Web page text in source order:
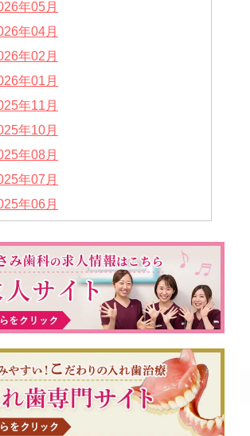
年05月
年04月
年02月
年01月
年11月
年10月
年08月
年07月
年06月
年04月
年02月
年01月
年12月
年11月
年10月
年09月
年08月